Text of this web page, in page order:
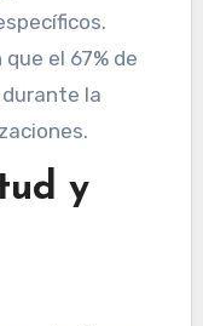
el 67% de
la
y